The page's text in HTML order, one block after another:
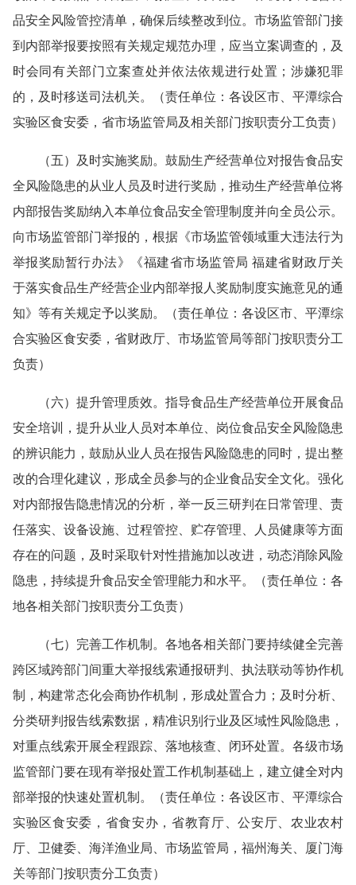
品安全风险管控清单，确保后续整改到位。市场监管部门接
到内部举报要按照有关规定规范办理，应当立案调查的，及
时会同有关部门立案查处并依法依规进行处置；涉嫌犯罪
的，及时移送司法机关。（责任单位：各设区市、平潭综合
实验区食安委，省市场监管局及相关部门按职责分工负责）
（五）及时实施奖励。鼓励生产经营单位对报告食品安
全风险隐患的从业人员及时进行奖励，推动生产经营单位将
内部报告奖励纳入本单位食品安全管理制度并向全员公示。
向市场监管部门举报的，根据《市场监管领域重大违法行为
举报奖励暂行办法》《福建省市场监管局 福建省财政厅关
于落实食品生产经营企业内部举报人奖励制度实施意见的通
知》等有关规定予以奖励。（责任单位：各设区市、平潭综
合实验区食安委，省财政厅、市场监管局等部门按职责分工
负责）
（六）提升管理质效。指导食品生产经营单位开展食品
安全培训，提升从业人员对本单位、岗位食品安全风险隐患
的辨识能力，鼓励从业人员在报告风险隐患的同时，提出整
改的合理化建议，形成全员参与的企业食品安全文化。强化
对内部报告隐患情况的分析，举一反三研判在日常管理、责
任落实、设备设施、过程管控、贮存管理、人员健康等方面
存在的问题，及时采取针对性措施加以改进，动态消除风险
隐患，持续提升食品安全管理能力和水平。（责任单位：各
地各相关部门按职责分工负责）
（七）完善工作机制。各地各相关部门要持续健全完善
跨区域跨部门间重大举报线索通报研判、执法联动等协作机
制，构建常态化会商协作机制，形成处置合力；及时分析、
分类研判报告线索数据，精准识别行业及区域性风险隐患，
对重点线索开展全程跟踪、落地核查、闭环处置。各级市场
监管部门要在现有举报处置工作机制基础上，建立健全对内
部举报的快速处置机制。（责任单位：各设区市、平潭综合
实验区食安委，省食安办，省教育厅、公安厅、农业农村
厅、卫健委、海洋渔业局、市场监管局，福州海关、厦门海
关等部门按职责分工负责）